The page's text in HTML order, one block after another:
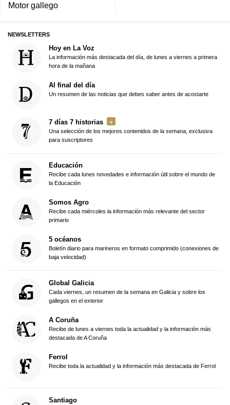
Motor gallego
NEWSLETTERS
Hoy en La Voz
La información más destacada del día, de lunes a viernes a primera
hora de la mañana
Al final del día
Un resumen de las noticias que debes saber antes de acostarte
7 días 7 historias
Una selección de los mejores contenidos de la semana, exclusiva
para suscriptores
Educación
Recibe cada lunes novedades e información útil sobre el mundo de
la Educación
Somos Agro
Recibe cada miércoles la información más relevante del sector
primario
5 océanos
Boletín diario para marineros en formato comprimido (conexiones de
baja velocidad)
Global Galicia
Cada viernes, un resumen de la semana en Galicia y sobre los
gallegos en el exterior
A Coruña
Recibe de lunes a viernes toda la actualidad y la información más
destacada de A Coruña
Ferrol
Recibe toda la actualidad y la información más destacada de Ferrol
Santiago